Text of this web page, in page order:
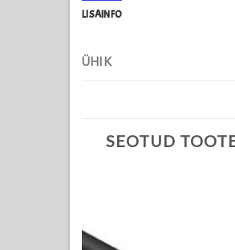
LISAINFO
ÜHIK
SEOTUD